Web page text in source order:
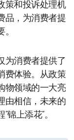
策和投诉处理机
品，为消费者提
为消费者提供了
费体验。从政策
物领域的一大亮
由相信，未来的
锦上添花”。